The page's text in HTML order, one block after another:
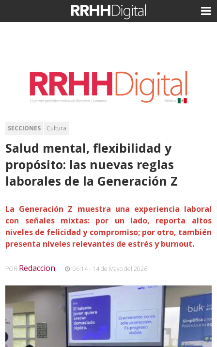
SECCIONES Cultura
Salud mental, flexibilidad y
propósito: las nuevas reglas
laborales de la Generación Z
La Generación Z muestra una experiencia laboral
con señales mixtas: por un lado, reporta altos
niveles de felicidad y compromiso; por otro, también
presenta niveles relevantes de estrés y burnout.
POR Redaccion, 06:14 - 14 de Mayo del 2026